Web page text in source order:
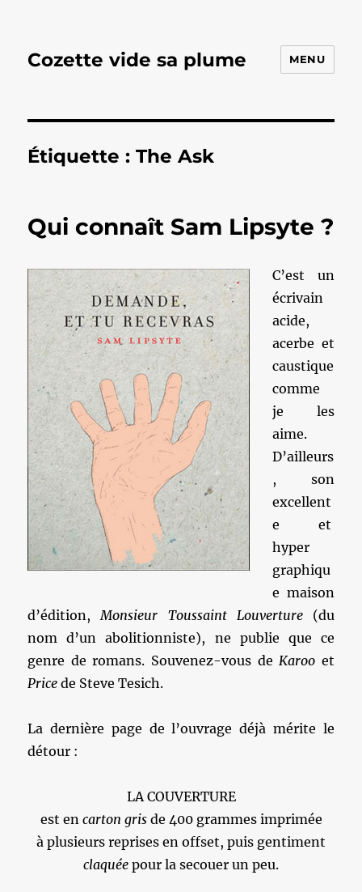
Cozette vide sa plume MENU
Étiquette :The Ask
Qui connaît Sam Lipsyte ?
C’est un
écrivain
acide,
acerbe et
caustique
comme
je les
aime.
D’ailleurs
, son
excellent
e et
hyper
graphiqu
e maison
d’édition,Monsieur Toussaint Louverture(du
nom d’un abolitionniste), ne publie que ce
genre de romans. Souvenez-vous de Karoo et
Price de Steve Tesich.
La dernière page de l’ouvrage déjà mérite le
détour :
LA COUVERTURE
est en carton grisde 400 grammes imprimée
à plusieurs reprises en offset, puis gentiment
claquée pour la secouer un peu.